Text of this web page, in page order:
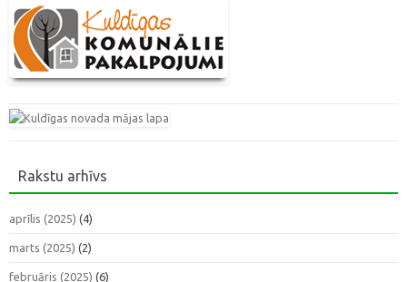
Rakstu arhīvs
aprīlis (2025) (4)
marts (2025) (2)
februāris (2025) (6)